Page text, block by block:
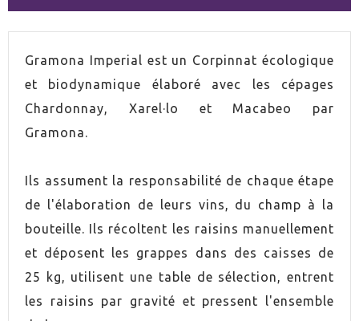
VOLUMEN 75cl
PRODUCTO ECOLÓGICO
GRADUACIÓN 12,0%
UVA Chardonnay
UVA Xarel·lo
Gramona Imperial est un Corpinnat écologique
et biodynamique élaboré avec les cépages
Chardonnay, Xarel·lo et Macabeo par
Gramona.
Ils assument la responsabilité de chaque étape
de l'élaboration de leurs vins, du champ à la
bouteille. Ils récoltent les raisins manuellement
et déposent les grappes dans des caisses de
25 kg, utilisent une table de sélection, entrent
les raisins par gravité et pressent l'ensemble